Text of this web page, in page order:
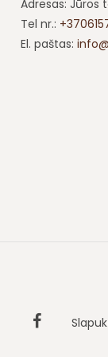
Adresas: Jūros
Tel nr.:
El. paštas:
InstagramVila